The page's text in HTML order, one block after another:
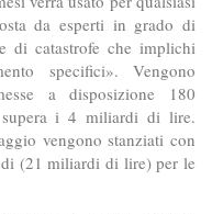
da esperti in grado di
di catastrofe che implichi
specifici». Vengono
a disposizione 180
supera i 4 miliardi di lire.
vengono stanziati con
(21 miliardi di lire) per le